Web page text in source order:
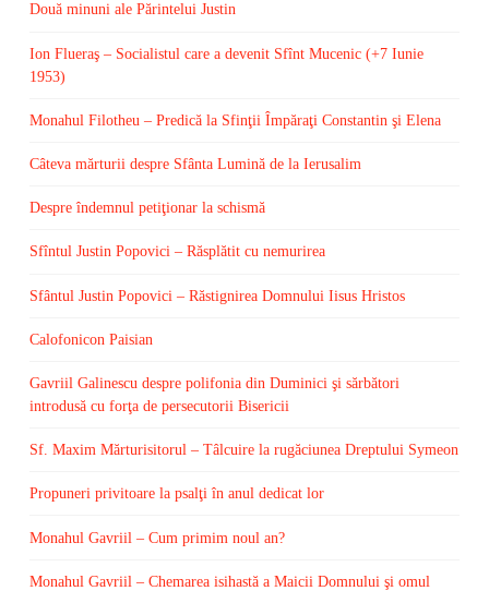
Două minuni ale Părintelui Justin
Ion Flueraş – Socialistul care a devenit Sfînt Mucenic (+7 Iunie
1953)
Monahul Filotheu – Predică la Sfinţii Împăraţi Constantin şi Elena
Câteva mărturii despre Sfânta Lumină de la Ierusalim
Despre îndemnul petiţionar la schismă
Sfîntul Justin Popovici – Răsplătit cu nemurirea
Sfântul Justin Popovici – Răstignirea Domnului Iisus Hristos
Calofonicon Paisian
Gavriil Galinescu despre polifonia din Duminici şi sărbători
introdusă cu forţa de persecutorii Bisericii
Sf. Maxim Mărturisitorul – Tâlcuire la rugăciunea Dreptului Symeon
Propuneri privitoare la psalţi în anul dedicat lor
Monahul Gavriil – Cum primim noul an?
Monahul Gavriil – Chemarea isihastă a Maicii Domnului şi omul